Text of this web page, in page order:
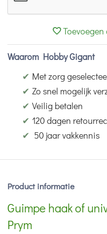
Waarom Hobby Gigant
✔ Met zorg
✔ Zo snel mogelijk
✔ Veilig betalen
✔ 120 dagen
✔ 50 jaar vakkennis
Product informatie
Guimpe haak of
Prym